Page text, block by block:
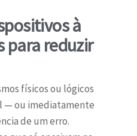
à
para reduzir
físicos ou lógicos
— ou imediatamente
de um erro.